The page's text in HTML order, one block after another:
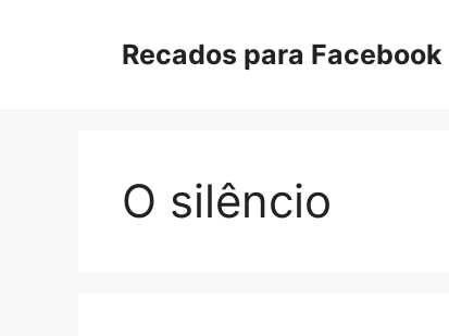
Recados para Facebook
O silêncio